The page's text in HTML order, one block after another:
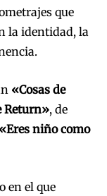
que
la identidad, la
«Cosas de
Return», de
«Eres niño como
en el que